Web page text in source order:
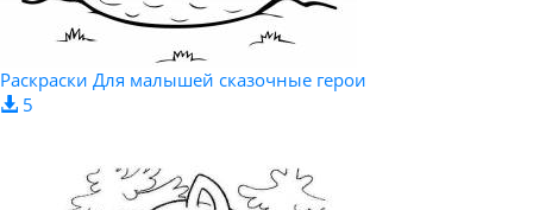
Раскраски Для малышей сказочные герои
5